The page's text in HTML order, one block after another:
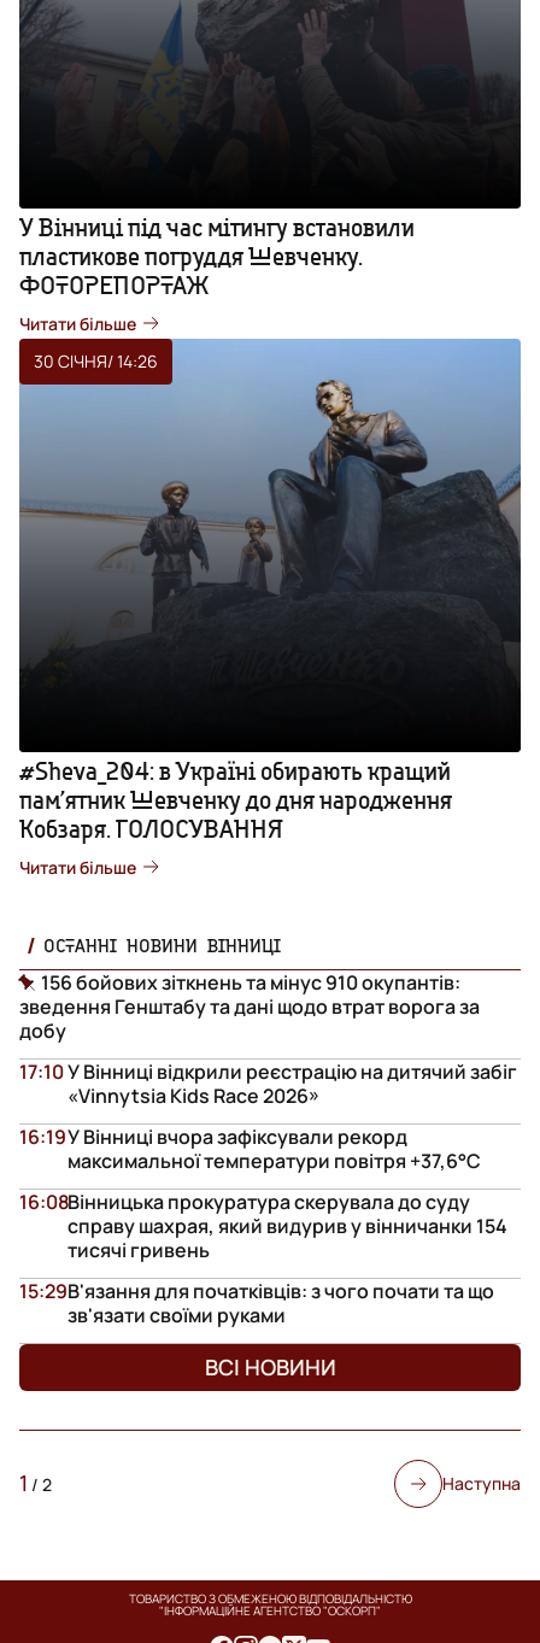
У Вінниці під час мітингу встановили
пластикове погруддя Шевченку.
ФОТОРЕПОРТАЖ
Читати більше
30 СІЧНЯ/ 14:26
#Sheva_204: в Україні обирають кращий
пам’ятник Шевченку до дня народження
Кобзаря. ГОЛОСУВАННЯ
Читати більше
ОСТАННІ НОВИНИ ВІННИЦІ
156 бойових зіткнень та мінус 910 окупантів:
зведення Генштабу та дані щодо втрат ворога за
добу
У Вінниці відкрили реєстрацію на дитячий забіг
«Vinnytsia Kids Race 2026»
17:10
У Вінниці вчора зафіксували рекорд
максимальної температури повітря +37,6°С
16:19
Вінницька прокуратура скерувала до суду
справу шахрая, який видурив у вінничанки 154
тисячі гривень
16:08
В'язання для початківців: з чого почати та що
зв'язати своїми руками
15:29
ВСІ НОВИНИ
1 / 2 Наступна
ТОВАРИСТВО З ОБМЕЖЕНОЮ ВІДПОВІДАЛЬНІСТЮ
"ІНФОРМАЦІЙНЕ АГЕНТСТВО "ОСКОРП"